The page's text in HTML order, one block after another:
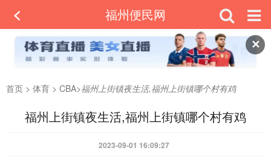
✕
福州便民网
首页 > 体育 > CBA>福州上街镇夜生活,福州上街镇哪个村有鸡
福州上街镇夜生活,福州上街镇哪个村有鸡
2023-09-01 16:09:27